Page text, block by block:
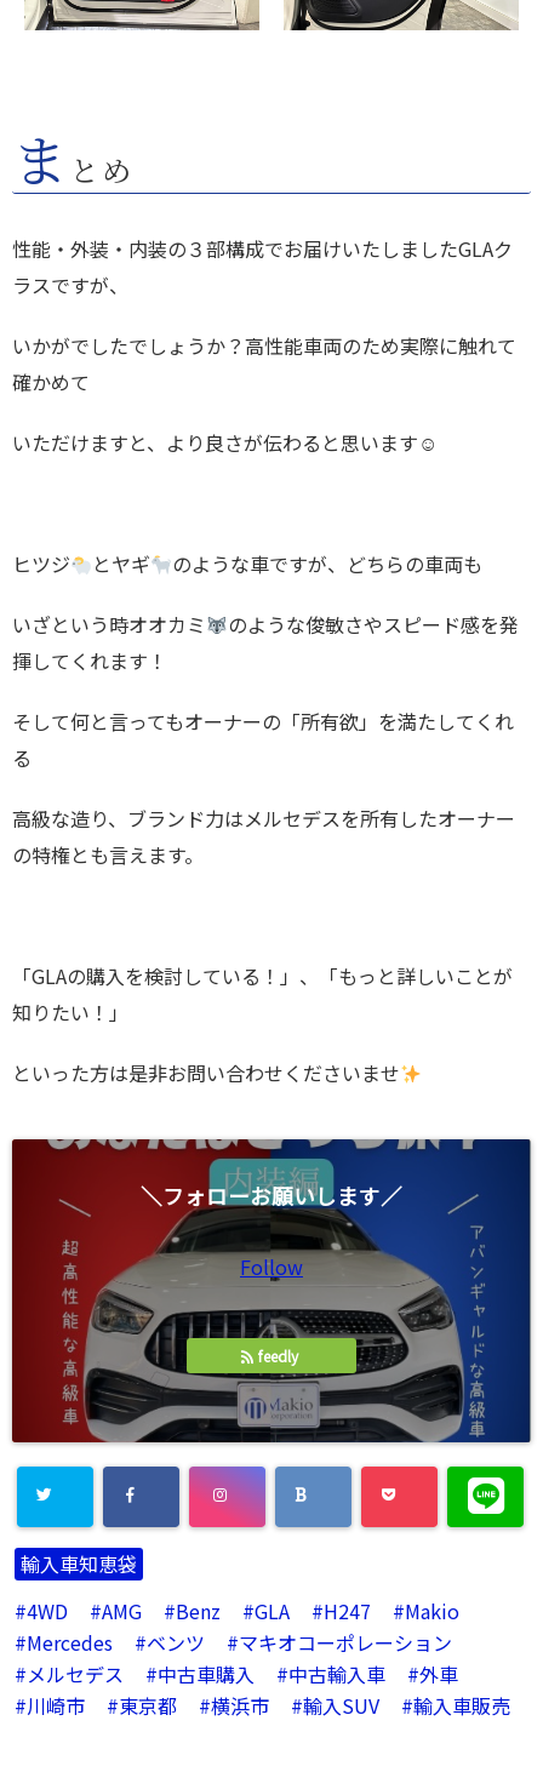
ま とめ
性能・外装・内装の３部構成でお届けいたしましたGLAク
ラスですが、
いかがでしたでしょうか？高性能車両のため実際に触れて
確かめて
いただけますと、より良さが伝わると思います☺
ヒツジ とヤギ のような車ですが、どちらの車両も
いざという時オオカミ
のような俊敏さやスピード感を発
揮してくれます！
そして何と言ってもオーナーの「所有欲」を満たしてくれ
る
高級な造り、ブランド力はメルセデスを所有したオーナー
の特権とも言えます。
「GLAの購入を検討している！」、「もっと詳しいことが
知りたい！」
といった方は是非お問い合わせくださいませ
＼フォローお願いします／
Follow
feedly
輸入車知恵袋
4WD
AMG Benz GLA H247
Makio
Mercedes
ベンツ
マキオコーポレーション
メルセデス
中古車購入 中古輸入車
外車
川崎市
東京都 横浜市 輸入SUV 輸入車販売